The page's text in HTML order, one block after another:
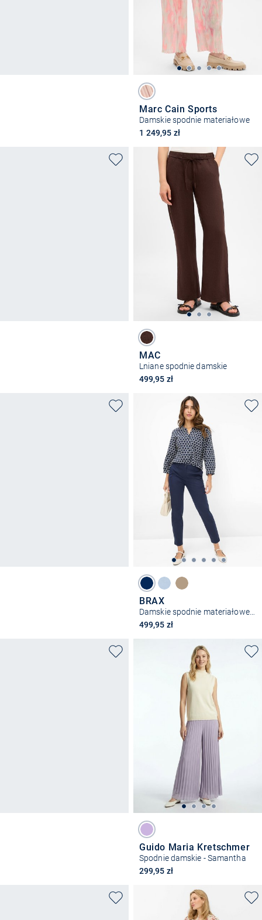
Marc Cain Sports
Damskie spodnie materiałowe
1 249,95 zł
MAC
Lniane spodnie damskie
499,95 zł
BRAX
Damskie spodnie materiałowe - Mary S
499,95 zł
Guido Maria Kretschmer
Spodnie damskie - Samantha
299,95 zł